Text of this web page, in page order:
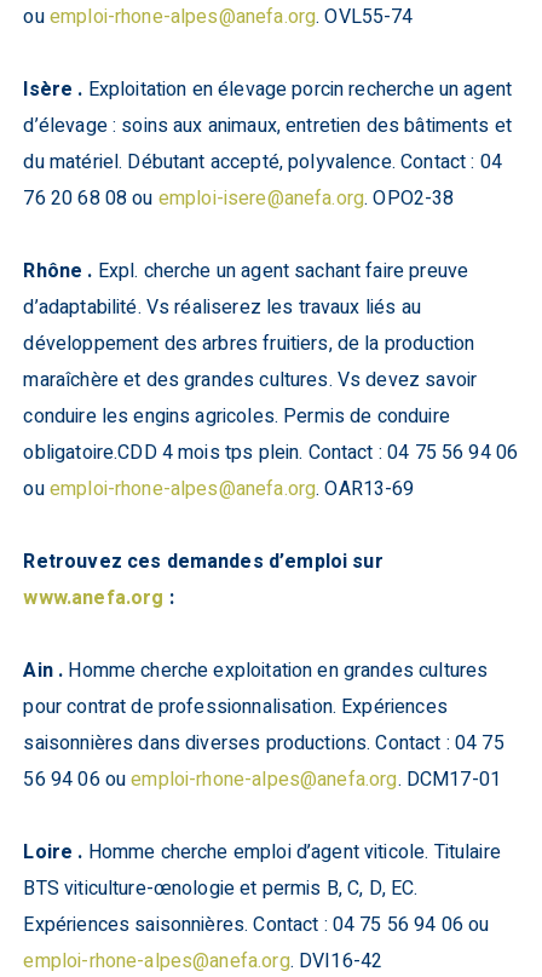
ouemploi-rhone-alpes@anefa.org. OVL55-74
Isère . Exploitation en élevage porcin recherche un agent
d’élevage : soins aux animaux, entretien des bâtiments et
du matériel. Débutant accepté, polyvalence. Contact : 04
76 20 68 08 ou emploi-isere@anefa.org. OPO2-38
Rhône . Expl. cherche un agent sachant faire preuve
d’adaptabilité. Vs réaliserez les travaux liés au
développement des arbres fruitiers, de la production
maraîchère et des grandes cultures. Vs devez savoir
conduire les engins agricoles. Permis de conduire
obligatoire.CDD 4 mois tps plein. Contact : 04 75 56 94 06
ouemploi-rhone-alpes@anefa.org. OAR13-69
Retrouvez ces demandes d’emploi sur
www.anefa.org :
Ain . Homme cherche exploitation en grandes cultures
pour contrat de professionnalisation. Expériences
saisonnières dans diverses productions. Contact : 04 75
56 94 06 ouemploi-rhone-alpes@anefa.org. DCM17-01
Loire . Homme cherche emploi d’agent viticole. Titulaire
BTS viticulture-œnologie et permis B, C, D, EC.
Expériences saisonnières. Contact : 04 75 56 94 06 ou
emploi-rhone-alpes@anefa.org. DVI16-42